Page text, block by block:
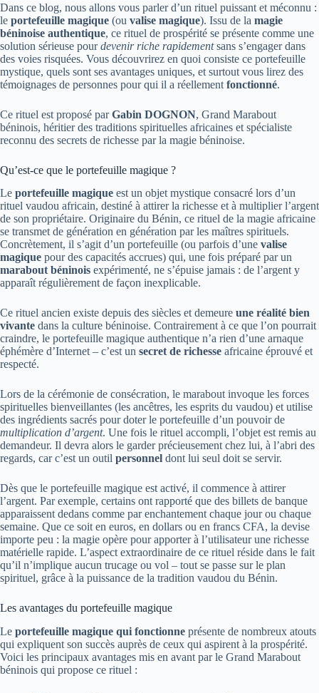
Dans ce blog, nous allons vous parler d’un rituel puissant et méconnu :
le portefeuille magique (ou valise magique). Issu de la magie
béninoise authentique, ce rituel de prospérité se présente comme une
solution sérieuse pourdevenir riche rapidementsans s’engager dans
des voies risquées. Vous découvrirez en quoi consiste ce portefeuille
mystique, quels sont ses avantages uniques, et surtout vous lirez des
témoignages de personnes pour qui il a réellement fonctionné.
Ce rituel est proposé parGabin DOGNON, Grand Marabout
béninois, héritier des traditions spirituelles africaines et spécialiste
reconnu des secrets de richesse par la magie béninoise.
Qu’est-ce que le portefeuille magique ?
Le portefeuille magique est un objet mystique consacré lors d’un
rituel vaudou africain, destiné à attirer la richesse et à multiplier l’argent
de son propriétaire. Originaire du Bénin, ce rituel de la magie africaine
se transmet de génération en génération par les maîtres spirituels.
Concrètement, il s’agit d’un portefeuille (ou parfois d’une valise
magique pour des capacités accrues) qui, une fois préparé par un
marabout béninois expérimenté, ne s’épuise jamais : de l’argent y
apparaît régulièrement de façon inexplicable.
Ce rituel ancien existe depuis des siècles et demeure une réalité bien
vivante dans la culture béninoise. Contrairement à ce que l’on pourrait
craindre, le portefeuille magique authentique n’a rien d’une arnaque
éphémère d’Internet – c’est un secret de richesse africaine éprouvé et
respecté.
Lors de la cérémonie de consécration, le marabout invoque les forces
spirituelles bienveillantes (les ancêtres, les esprits du vaudou) et utilise
des ingrédients sacrés pour doter le portefeuille d’un pouvoir de
multiplication d’argent. Une fois le rituel accompli, l’objet est remis au
demandeur. Il devra alors le garder précieusement chez lui, à l’abri des
regards, car c’est un outil personnel dont lui seul doit se servir.
Dès que le portefeuille magique est activé, il commence à attirer
l’argent. Par exemple, certains ont rapporté que des billets de banque
apparaissent dedans comme par enchantement chaque jour ou chaque
semaine. Que ce soit en euros, en dollars ou en francs CFA, la devise
importe peu : la magie opère pour apporter à l’utilisateur une richesse
matérielle rapide. L’aspect extraordinaire de ce rituel réside dans le fait
qu’il n’implique aucun trucage ou vol – tout se passe sur le plan
spirituel, grâce à la puissance de la tradition vaudou du Bénin.
Les avantages du portefeuille magique
Le portefeuille magique qui fonctionne présente de nombreux atouts
qui expliquent son succès auprès de ceux qui aspirent à la prospérité.
Voici les principaux avantages mis en avant par le Grand Marabout
béninois qui propose ce rituel :